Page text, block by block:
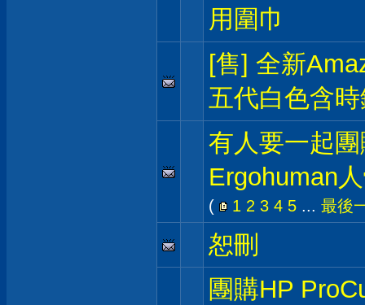
用圍巾
[售] 全新
五代白色含
有人要一起
Ergohuman
( 1 2 3 4 5 ... 最後
恕刪
團購HP